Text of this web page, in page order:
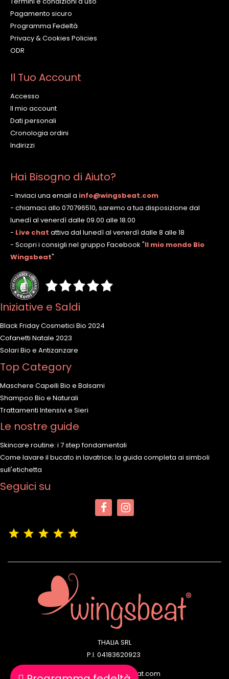
Pagamento sicuro
Programma Fedeltà
Privacy & Cookies Policies
ODR
Il Tuo Account
Accesso
Il mio account
Dati personali
Cronologia ordini
Indirizzi
Hai Bisogno di Aiuto?
- Inviaci una email a info@wingsbeat.com
- chiamaci allo 070796510, saremo a tua disposizione dal
lunedì al venerdì dalle 09.00 alle 18.00
- Live chat attiva dal lunedì al venerdì dalle 8 alle 18
- Scopri i consigli nel gruppo Facebook "Il mio mondo Bio
Wingsbeat"
Iniziative e Saldi
Black Friday Cosmetici Bio 2024
Cofanetti Natale 2023
Solari Bio e Antizanzare
Top Category
Maschere Capelli Bio e Balsami
Shampoo Bio e Naturali
Trattamenti Intensivi e Sieri
Le nostre guide
Skincare routine: i 7 step fondamentali
Come lavare il bucato in lavatrice; la guida completa ai simboli
sull'etichetta
Seguici su
THALIA SRL
P.I. 04183620923
Email: info@wingsbeat.com